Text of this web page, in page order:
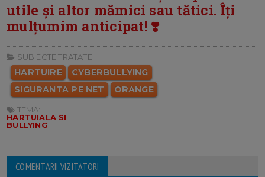
utile și altor mămici sau tătici. Îți
mulțumim anticipat! ❣️
SUBIECTE TRATATE:
HARTUIRE
CYBERBULLYING
SIGURANTA PE NET
ORANGE
TEMA:
HARTUIALA SI
BULLYING
COMENTARII VIZITATORI